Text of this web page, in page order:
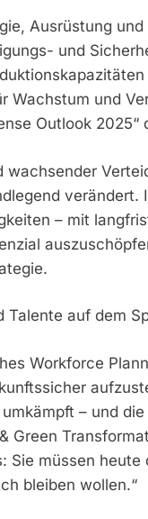
Ausrüstung
und
Wachstum und
Outlook 2025“
verändert.
– mit
Talente auf dem
Workforce
– und
Green
Sie müssen
bleiben wollen.“